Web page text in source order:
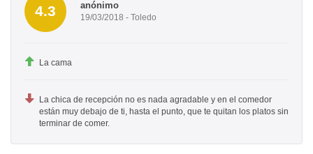
4.3 anónimo
19/03/2018 - Toledo
La cama
La chica de recepción no es nada agradable y en el comedor
están muy debajo de ti, hasta el punto, que te quitan los platos sin
terminar de comer.